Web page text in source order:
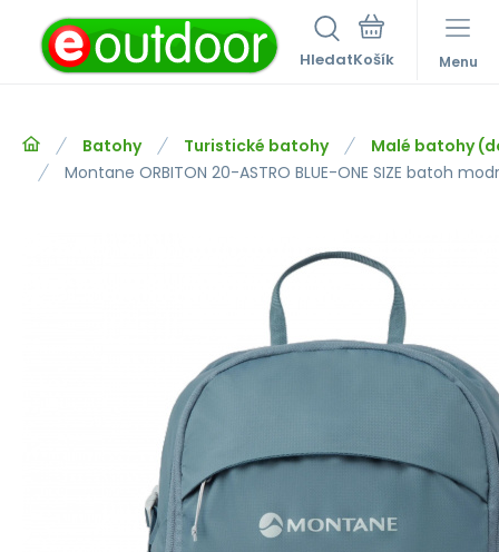
Hledat Menu
Batohy Turistické batohy
Malé batohy
Montane ORBITON 20-ASTRO BLUE-ONE SIZE batoh